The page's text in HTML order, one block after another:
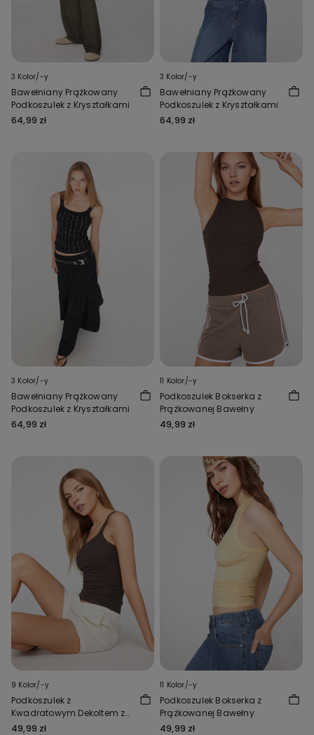
3 Kolor/-y
Bawełniany Prążkowany
Podkoszulek z Kryształkami
64,99 zł
3 Kolor/-y
Bawełniany Prążkowany
Podkoszulek z Kryształkami
64,99 zł
3 Kolor/-y
Bawełniany Prążkowany
Podkoszulek z Kryształkami
64,99 zł
11 Kolor/-y
Podkoszulek Bokserka z
Prążkowanej Bawełny
49,99 zł
9 Kolor/-y
Podkoszulek z
Kwadratowym Dekoltem z
Prążkowanej Bawełny
49,99 zł
11 Kolor/-y
Podkoszulek Bokserka z
Prążkowanej Bawełny
49,99 zł